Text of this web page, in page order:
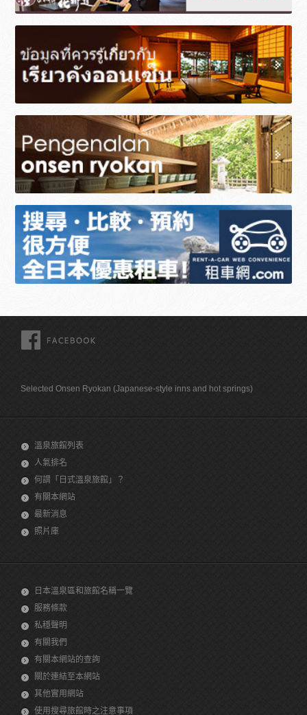
Selected Onsen Ryokan (Japanese-style inns and hot springs)
溫泉旅館列表
人氣排名
何謂「日式溫泉旅館」？
有關本網站
最新消息
照片庫
日本溫泉區和旅館名稱一覽
服務條款
私穩聲明
有關我們
有關本網站的查詢
關於連結至本網站
其他實用網站
使用搜尋旅館時之注意事項